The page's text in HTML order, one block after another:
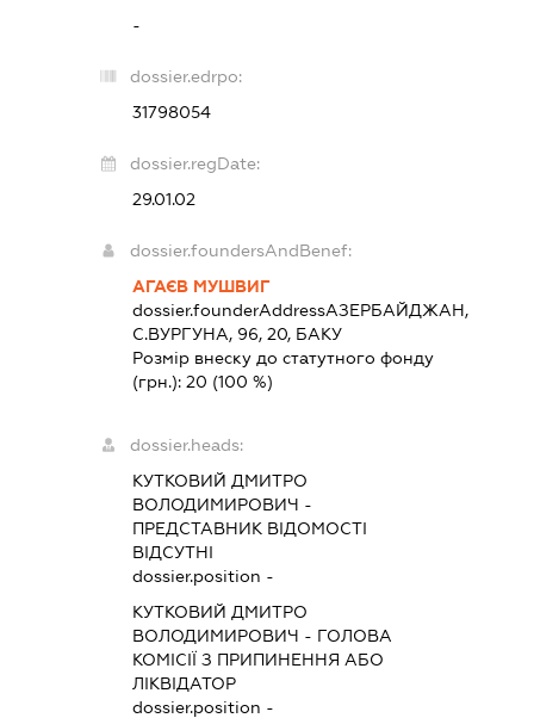
-
dossier.edrpo:
31798054
dossier.regDate:
29.01.02
dossier.foundersAndBenef:
АГАЄВ МУШВИГ
dossier.founderAddressАЗЕРБАЙДЖАН,
С.ВУРГУНА, 96, 20, БАКУ
Розмір внеску до статутного фонду
(грн.): 20 (100 %)
dossier.heads:
КУТКОВИЙ ДМИТРО
ВОЛОДИМИРОВИЧ -
ПРЕДСТАВНИК ВІДОМОСТІ
ВІДСУТНІ
dossier.position -
КУТКОВИЙ ДМИТРО
ВОЛОДИМИРОВИЧ - ГОЛОВА
КОМІСІЇ З ПРИПИНЕННЯ АБО
ЛІКВІДАТОР
dossier.position -